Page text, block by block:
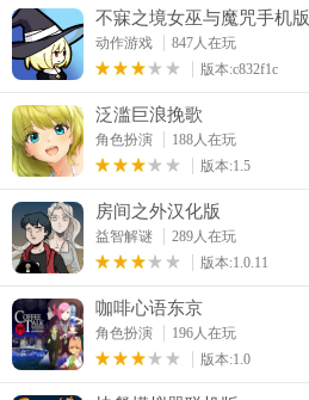
不寐之境女巫与魔咒手机版
动作游戏
847人在玩
版本:c832f1c
泛滥巨浪挽歌
角色扮演
188人在玩
版本:1.5
房间之外汉化版
益智解谜
289人在玩
版本:1.0.11
咖啡心语东京
角色扮演
196人在玩
版本:1.0